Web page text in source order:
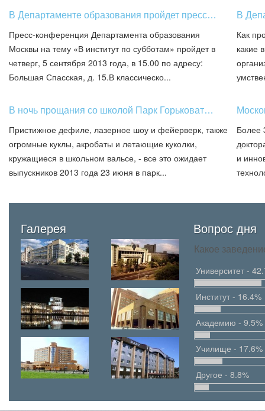
В Департаменте образования пройдет пресс…
Пресс-конференция Департамента образования
Москвы на тему «В институт по субботам» пройдет в
четверг, 5 сентября 2013 года, в 15.00 по адресу:
Большая Спасская, д. 15.В классическо...
В
Как
какие
В ночь прощания со школой Парк Горьковат…
Пристижное дефиле, лазерное шоу и фейерверк, также
огромные куклы, акробаты и летающие куколки,
кружащиеся в школьном вальсе, - все это ожидает
выпускников 2013 года 23 июня в парк...
Более
и
Галерея Вопрос дня
Какое
Университет -
Институт - 16.4%
Академию - 9.5%
Училище - 17.6%
Другое - 8.8%